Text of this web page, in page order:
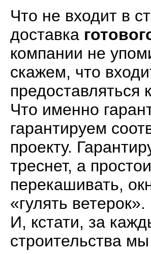
Что не входит в
доставка
компании не
скажем, что
предоставляться
Что именно
гарантируем
проекту.
треснет, а
перекашивать,
«гулять
И, кстати, за
строительства